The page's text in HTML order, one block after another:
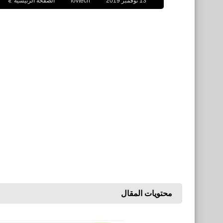
محتويات المقال